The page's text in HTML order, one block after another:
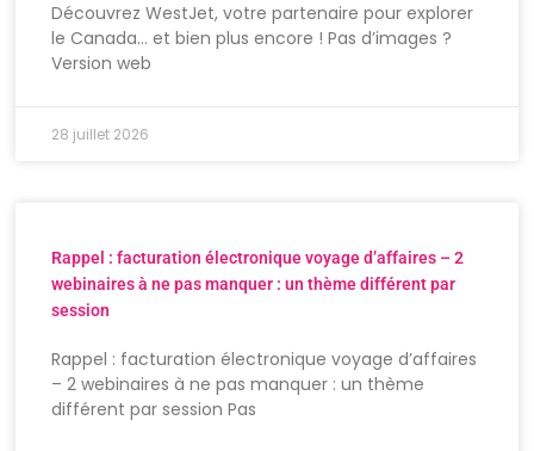
Découvrez WestJet, votre partenaire pour explorer
le Canada… et bien plus encore ! Pas d’images ?
Version web
28 juillet 2026
Rappel : facturation électronique voyage d’affaires – 2
webinaires à ne pas manquer : un thème différent par
session
Rappel : facturation électronique voyage d’affaires
– 2 webinaires à ne pas manquer : un thème
différent par session Pas